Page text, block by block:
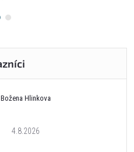
Božena Hlinkova
4.8.2026